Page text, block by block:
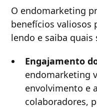
O endomarketing
benefícios valiosos
lendo e saiba quais
Engajamento
endomarketing
envolvimento e
colaboradores,